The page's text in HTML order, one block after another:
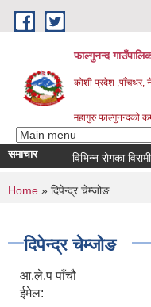
Skip to main content
फाल्गुनन्द
कोशी प्रदेश ,पाँचथर,
महागुरु फाल्गुनन्दको
समाचार विभिन्न रोगका
You are here
Home » दिपेन्द्र चेम्जोङ
दिपेन्द्र चेम्जोङ
आ.ले.प पाँचौ
ईमेल: